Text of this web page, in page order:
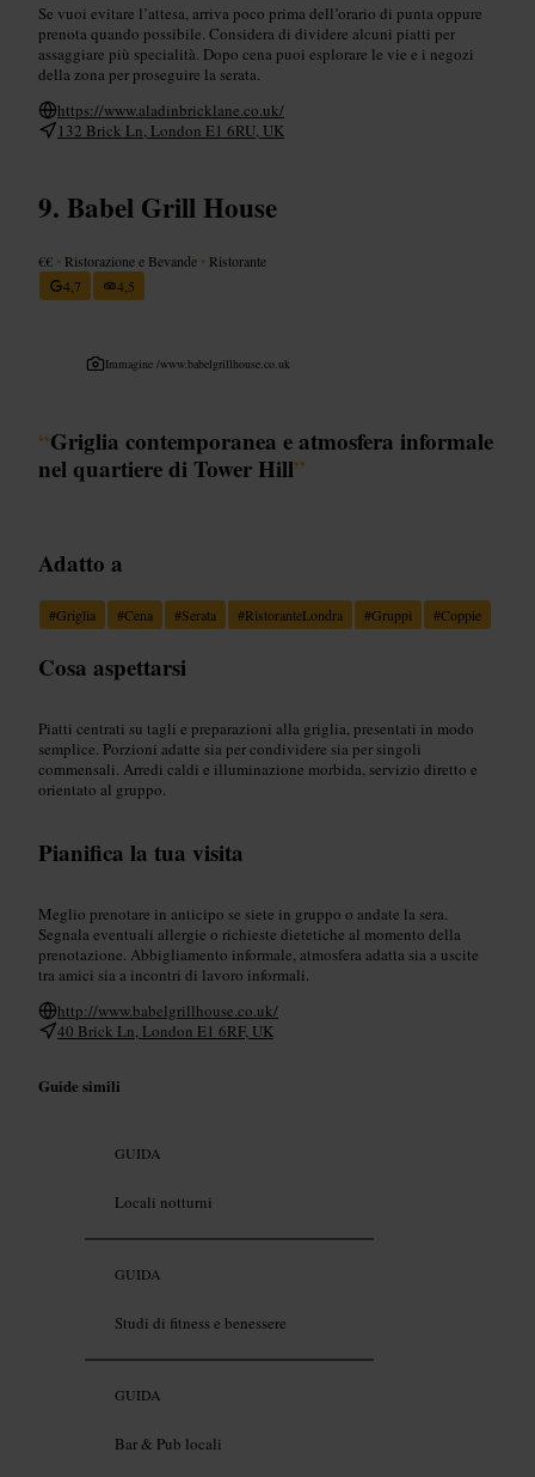
Se vuoi evitare l’attesa, arriva poco prima dell’orario di punta oppure
prenota quando possibile. Considera di dividere alcuni piatti per
assaggiare più specialità. Dopo cena puoi esplorare le vie e i negozi
della zona per proseguire la serata.
https://www.aladinbricklane.co.uk/
132 Brick Ln, London E1 6RU, UK
Babel Grill House
€€ • Ristorazione e Bevande • Ristorante
4,7
4,5
Immagine /www.babelgrillhouse.co.uk
“Griglia contemporanea e atmosfera informale
nel quartiere di Tower Hill”
Adatto a
#Griglia #Cena #Serata #RistoranteLondra #Gruppi #Coppie
Cosa aspettarsi
Piatti centrati su tagli e preparazioni alla griglia, presentati in modo
semplice. Porzioni adatte sia per condividere sia per singoli
commensali. Arredi caldi e illuminazione morbida, servizio diretto e
orientato al gruppo.
Pianifica la tua visita
Meglio prenotare in anticipo se siete in gruppo o andate la sera.
Segnala eventuali allergie o richieste dietetiche al momento della
prenotazione. Abbigliamento informale, atmosfera adatta sia a uscite
tra amici sia a incontri di lavoro informali.
http://www.babelgrillhouse.co.uk/
40 Brick Ln, London E1 6RF, UK
Guide simili
GUIDA
Locali notturni
GUIDA
Studi di fitness e benessere
GUIDA
Bar & Pub locali